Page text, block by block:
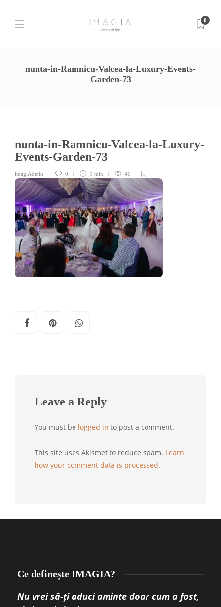
0
nunta-in-Ramnicu-Valcea-la-Luxury-Events-
Garden-73
nunta-in-Ramnicu-Valcea-la-Luxury-
Events-Garden-73
imagiAdmin 0 1 min 40
Leave a Reply
You must be logged in to post a comment.
This site uses Akismet to reduce spam. Learn
how your comment data is processed.
Ce definește IMAGIA?
Nu vrei să-ți aduci aminte doar cum a fost,